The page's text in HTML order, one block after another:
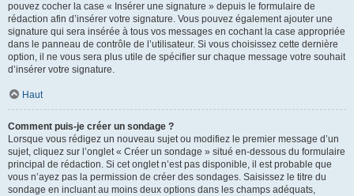
pouvez cocher la case « Insérer une signature » depuis le formulaire de
rédaction afin d’insérer votre signature. Vous pouvez également ajouter une
signature qui sera insérée à tous vos messages en cochant la case appropriée
dans le panneau de contrôle de l’utilisateur. Si vous choisissez cette dernière
option, il ne vous sera plus utile de spécifier sur chaque message votre souhait
d’insérer votre signature.
Haut
Comment puis-je créer un sondage ?
Lorsque vous rédigez un nouveau sujet ou modifiez le premier message d’un
sujet, cliquez sur l’onglet « Créer un sondage » situé en-dessous du formulaire
principal de rédaction. Si cet onglet n’est pas disponible, il est probable que
vous n’ayez pas la permission de créer des sondages. Saisissez le titre du
sondage en incluant au moins deux options dans les champs adéquats,